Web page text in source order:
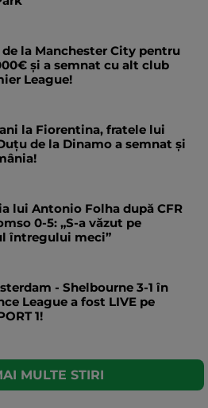
la Manchester City pentru
și a semnat cu alt club
League!
ani la Fiorentina, fratele lui
de la Dinamo a semnat și
lui Antonio Folha după CFR
0-5: „S-a văzut pe
întregului meci”
- Shelbourne 3-1 în
League a fost LIVE pe
1!
MULTE STIRI